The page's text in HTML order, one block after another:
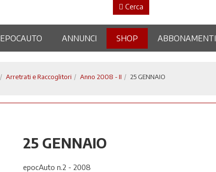
Cerca
EPOCAUTO ANNUNCI SHOP ABBONAMENTI
Arretrati e Raccoglitori Anno 2008 - II 25 GENNAIO
25 GENNAIO
epocAuto n.2 - 2008